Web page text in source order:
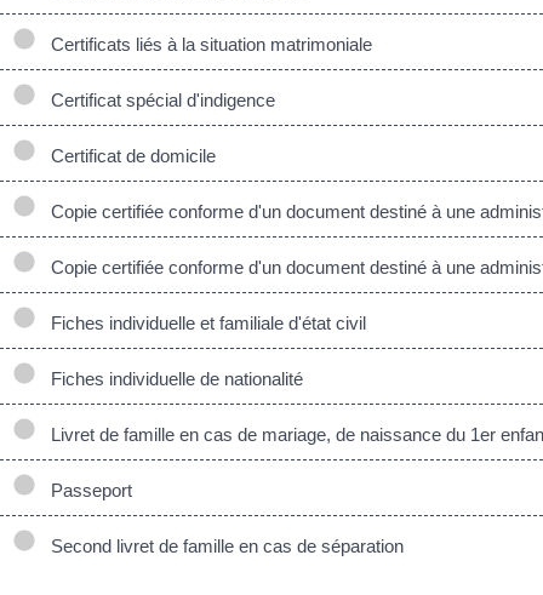
Certificats liés à la situation matrimoniale
Certificat spécial d'indigence
Certificat de domicile
Copie certifiée conforme d'un document destiné à une
Copie certifiée conforme d'un document destiné à une
Fiches individuelle et familiale d'état civil
Fiches individuelle de nationalité
Livret de famille en cas de mariage, de naissance du 1er
Passeport
Second livret de famille en cas de séparation